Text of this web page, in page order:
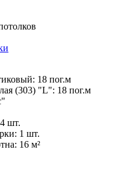
18 пог.м
(303) "L": 18 пог.м
4 шт.
1 шт.
16 м²